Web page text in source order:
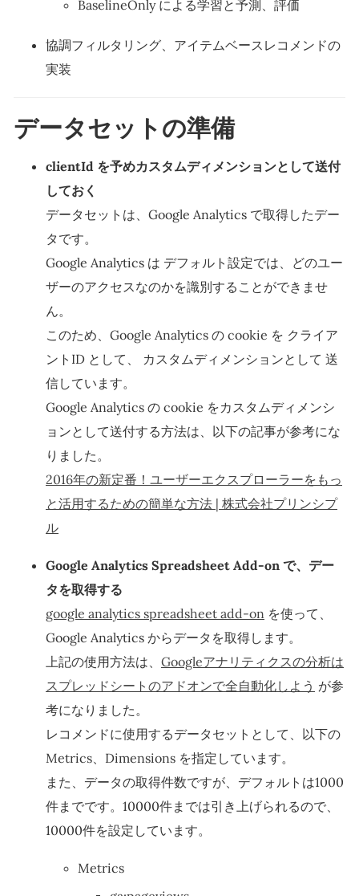
BaselineOnly による学習と予測、評価
協調フィルタリング、アイテムベースレコメンドの
実装
データセットの準備
clientId を予めカスタムディメンションとして送付
しておく
データセットは、Google Analytics で取得したデー
タです。
Google Analytics は デフォルト設定では、どのユー
ザーのアクセスなのかを識別することができませ
ん。
このため、Google Analytics の cookie を クライア
ントID として、 カスタムディメンションとして 送
信しています。
Google Analytics の cookie をカスタムディメンシ
ョンとして送付する方法は、以下の記事が参考にな
りました。
2016年の新定番！ユーザーエクスプローラーをもっ
と活用するための簡単な方法 | 株式会社プリンシプ
ル
Google Analytics Spreadsheet Add-on で、デー
タを取得する
google analytics spreadsheet add-on を使って、
Google Analytics からデータを取得します。
上記の使用方法は、 Googleアナリティクスの分析は
スプレッドシートのアドオンで全自動化しよう が参
考になりました。
レコメンドに使用するデータセットとして、以下の
Metrics、Dimensions を指定しています。
また、データの取得件数ですが、デフォルトは1000
件までです。10000件までは引き上げられるので、
10000件を設定しています。
Metrics